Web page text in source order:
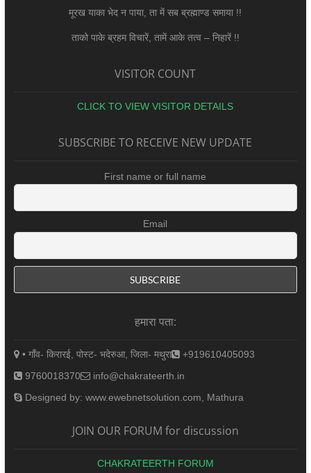
मूरख याका भेद न पाया, ता में सब ब्रह्माण्ड समाया !!
ताको पाके ब्रहम विचारें, तामें आके तत्व – निहारें !!
VISITOR COUNT
CLICK TO VIEW VISITOR DETAILS
SUBSCRIBE TO RECEIVE NEW UPDATE
First name or full name
Email
हमारा पता:
• गाँव- किरारई, पोस्ट- भदेरुआ, जिला- मथुरा
+919610405093
9760018370
info@chakrateerth.in
Designed by: www.ewebnetsolution.com, Mathura
JOIN OUR FORUM for discussion
CHAKRATEERTH FORUM